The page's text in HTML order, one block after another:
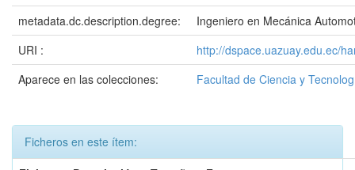
metadata.dc.description.degree:
Ingeniero en Mecánica
URI :
http://dspace.uazuay.edu.ec/
Aparece en las colecciones:
Facultad de Ciencia y
Ficheros en este ítem: